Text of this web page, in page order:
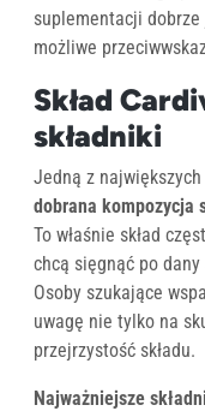
suplementacji dobrze
możliwe
Skład
składniki
Jedną z
dobrana kompozycja
To właśnie skład
chcą sięgnąć po
Osoby szukające
uwagę nie tylko na
przejrzystość składu.
Najważniejsze